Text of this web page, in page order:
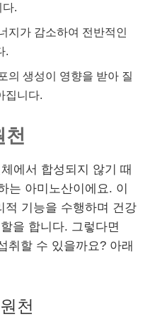
.
지가 감소하여 전반적인
.
의 생성이 영향을 받아 질
집니다.
에서 합성되지 않기 때
는 아미노산이에요. 이
적 기능을 수행하며 건강
을 합니다. 그렇다면
취할 수 있을까요? 아래
천